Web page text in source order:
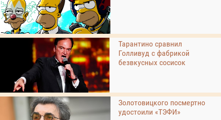
Тарантино сравнил
Голливуд с фабрикой
безвкусных сосисок
Золотовицкого посмертно
удостоили «ТЭФИ»